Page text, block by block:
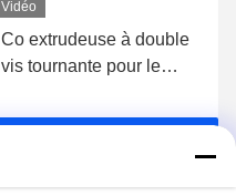
Vidéo
Co extrudeuse à double
vis tournante pour le
masterbatches à haute